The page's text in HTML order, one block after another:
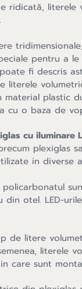
ridicată, literele
pentru a
fi descris
literele
plastic
cu o baza de
cu iluminare
plexiglas
in diverse
policarbonatul
din otel. LED-
de litere
literele
care sunt